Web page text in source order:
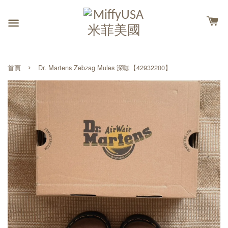
首頁 › Dr. Martens Zebzag Mules 深咖【42932200】